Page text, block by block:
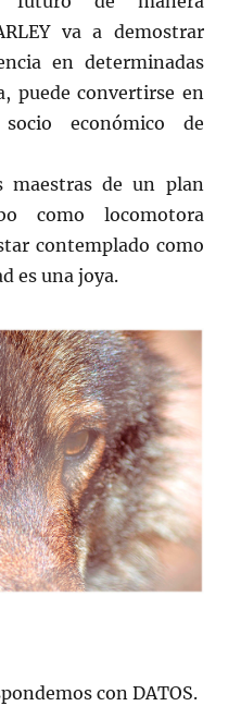
va a demostrar
en determinadas
puede convertirse en
económico de
maestras de un plan
como locomotora
contemplado como
es una joya.
con DATOS.